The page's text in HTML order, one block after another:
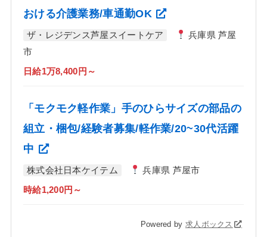
おける介護業務/車通勤OK
ザ・レジデンス芦屋スイートケア
兵庫県 芦屋
市
日給1万8,400円～
「モクモク軽作業」手のひらサイズの部品の
組立・梱包/経験者募集/軽作業/20~30代活躍
中
株式会社日本ケイテム 兵庫県 芦屋市
時給1,200円～
Powered by 求人ボックス